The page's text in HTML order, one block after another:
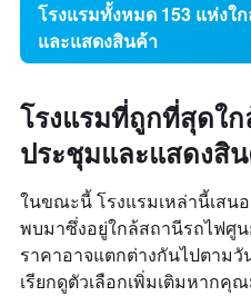
โรงแรมทั้งหมด 153 แห่งใ
และแสดงสินค้า
โรงแรมที่ถูกที่สุดใ
ประชุมและแสดงสิน
ในขณะนี้ โรงแรมเหล่านี้เสน
พบมาซึ่งอยู่ใกล้สถานีรถไฟศู
ราคาอาจแตกต่างกันไปตาม
เรียกดูตัวเลือกเพิ่มเติมหาก